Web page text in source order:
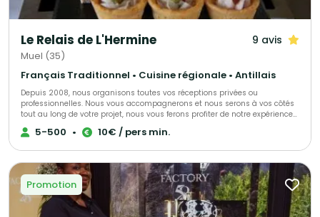
Le Relais de L'Hermine 9 avis
Muel (35)
Français Traditionnel • Cuisine régionale • Antillais
Depuis 2008, nous organisons toutes vos réceptions privées ou
professionnelles. Nous vous accompagnerons et nous serons à vos côtés
tout au long de votre projet, nous vous ferons profiter de notre expérience
et de notre passion. Nous pouvons nous déplacer directement chez vous
ou dans le lieu que vous aurez choisi. Possibilité de privatiser nos salles.
5-500 • 10€ / pers min.
Promotion